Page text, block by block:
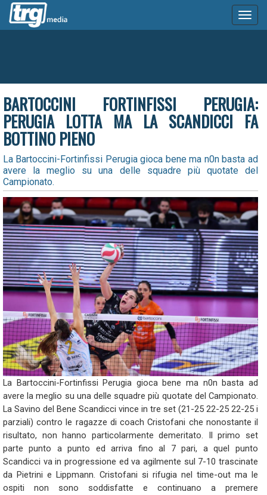
BARTOCCINI FORTINFISSI PERUGIA:
PERUGIA LOTTA MA LA SCANDICCI FA
BOTTINO PIENO
La Bartoccini-Fortinfissi Perugia gioca bene ma n0n basta ad
avere la meglio su una delle squadre più quotate del
Campionato.
La Bartoccini-Fortinfissi Perugia gioca bene ma n0n basta ad
avere la meglio su una delle squadre più quotate del Campionato.
La Savino del Bene Scandicci vince in tre set (21-25 22-25 22-25 i
parziali) contro le ragazze di coach Cristofani che nonostante il
risultato, non hanno particolarmente demeritato. Il primo set
parte punto a punto ed arriva fino al 7 pari, a quel punto
Scandicci va in progressione ed va agilmente sul 7-10 trascinate
da Pietrini e Lippmann. Cristofani si rifugia nel time-out ma le
ospiti non sono soddisfatte e continuano a premere